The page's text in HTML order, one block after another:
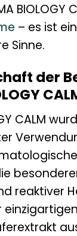
BIOLOGY
– es ist
Sinne.
der
CALM
reaktiver